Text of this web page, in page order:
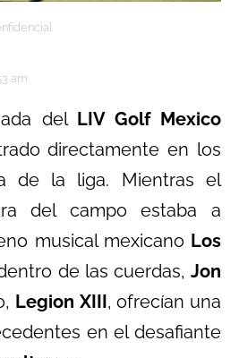
am
del LIV Golf Mexico
directamente en los
de la liga. Mientras el
del campo estaba a
musical mexicano Los
de las cuerdas,Jon
Legion XIII, ofrecían una
en el desafiante